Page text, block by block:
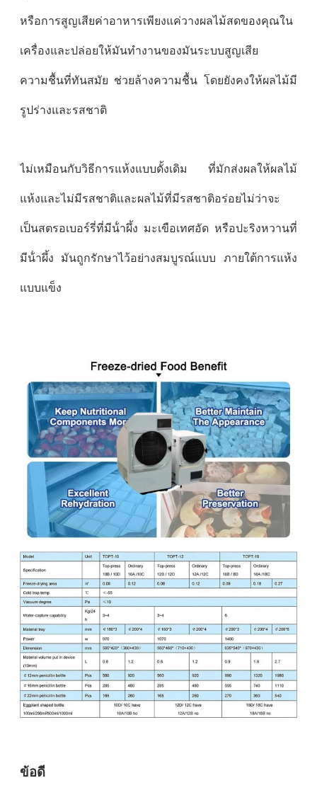
หรือการสูญเสียค่าอาหารเพียงแค่วางผลไม้สดของคุณใน
เครื่องและปล่อยให้มันทํางานของมันระบบสูญเสีย
ความชื้นที่ทันสมัย ช่วยล้างความชื้น โดยยังคงให้ผลไม้มี
รูปร่างและรสชาติ
ไม่เหมือนกับวิธีการแห้งแบบดั้งเดิม ที่มักส่งผลให้ผลไม้
แห้งและไม่มีรสชาติและผลไม้ที่มีรสชาติอร่อยไม่ว่าจะ
เป็นสตรอเบอร์รี่ที่มีน้ําผึ้ง มะเขือเทศอัด หรือปะริงหวานที่
มีน้ําผึ้ง มันถูกรักษาไว้อย่างสมบูรณ์แบบ ภายใต้การแห้ง
แบบแข็ง
ข้อดี